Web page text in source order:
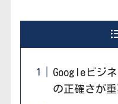
Googleビジ
の正確さが